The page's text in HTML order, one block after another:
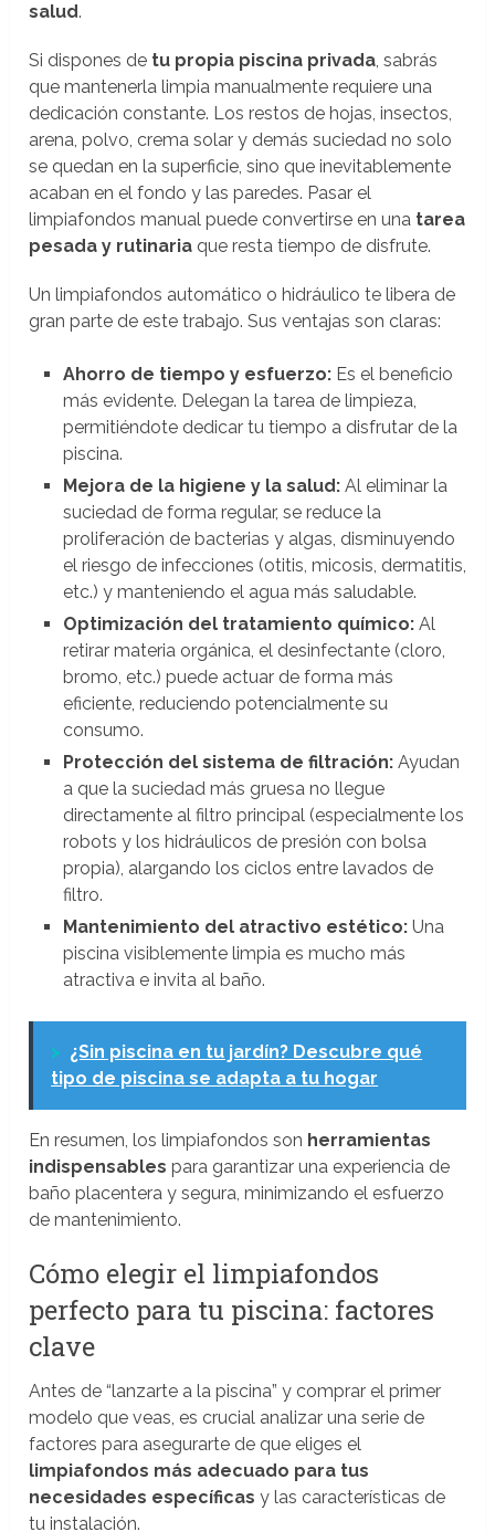
salud.
Si dispones de tu propia piscina privada, sabrás
que mantenerla limpia manualmente requiere una
dedicación constante. Los restos de hojas, insectos,
arena, polvo, crema solar y demás suciedad no solo
se quedan en la superficie, sino que inevitablemente
acaban en el fondo y las paredes. Pasar el
limpiafondos manual puede convertirse en una tarea
pesada y rutinaria que resta tiempo de disfrute.
Un limpiafondos automático o hidráulico te libera de
gran parte de este trabajo. Sus ventajas son claras:
Ahorro de tiempo y esfuerzo:Es el beneficio
más evidente. Delegan la tarea de limpieza,
permitiéndote dedicar tu tiempo a disfrutar de la
piscina.
Mejora de la higiene y la salud:Al eliminar la
suciedad de forma regular, se reduce la
proliferación de bacterias y algas, disminuyendo
el riesgo de infecciones (otitis, micosis, dermatitis,
etc.) y manteniendo el agua más saludable.
Optimización del tratamiento químico:Al
retirar materia orgánica, el desinfectante (cloro,
bromo, etc.) puede actuar de forma más
eficiente, reduciendo potencialmente su
consumo.
Protección del sistema de filtración:Ayudan
a que la suciedad más gruesa no llegue
directamente al filtro principal (especialmente los
robots y los hidráulicos de presión con bolsa
propia), alargando los ciclos entre lavados de
filtro.
Mantenimiento del atractivo estético:Una
piscina visiblemente limpia es mucho más
atractiva e invita al baño.
> ¿Sin piscina en tu jardín? Descubre qué
tipo de piscina se adapta a tu hogar
En resumen, los limpiafondos son herramientas
indispensables para garantizar una experiencia de
baño placentera y segura, minimizando el esfuerzo
de mantenimiento.
Cómo elegir el limpiafondos
perfecto para tu piscina: factores
clave
Antes de “lanzarte a la piscina” y comprar el primer
modelo que veas, es crucial analizar una serie de
factores para asegurarte de que eliges el
limpiafondos más adecuado para tus
necesidades específicas y las características de
tu instalación.